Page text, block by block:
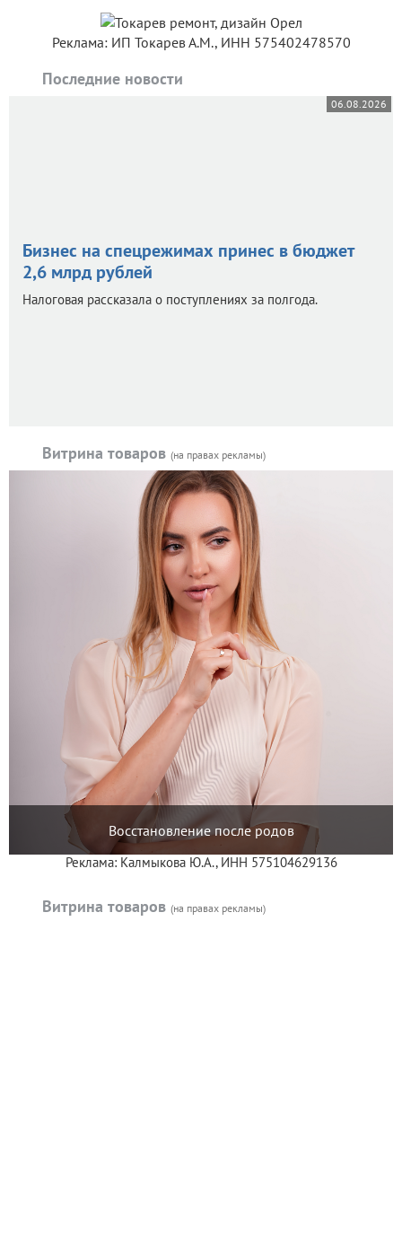
Реклама: ИП Токарев А.М., ИНН 575402478570
Последние новости
06.08.2026
Бизнес на спецрежимах принес в бюджет
2,6 млрд рублей
Налоговая рассказала о поступлениях за полгода.
Витрина товаров (на правах рекламы)
Восстановление после родов
Реклама: Калмыкова Ю.А., ИНН 575104629136
Витрина товаров (на правах рекламы)